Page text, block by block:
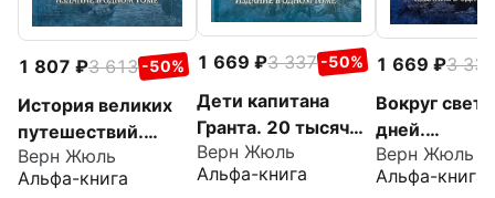
1 807 3 613 -50%
История великих
путешествий.
Полное
иллюстрированное
Верн Жюль
Альфа-книга
1 669 3 337 -50%
Дети капитана
Гранта. 20 тысяч
лье под водой.
Таинственный
Верн Жюль
Альфа-книга
1 669
3 337
Вокруг
дней.
капитан.
Верн Жюль
Альфа-книга